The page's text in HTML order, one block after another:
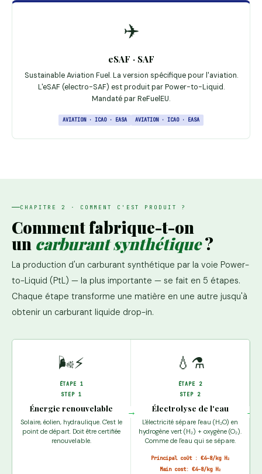
✈️
eSAF · SAF
Sustainable Aviation Fuel. La version spécifique pour l'aviation.
L'eSAF (electro-SAF) est produit par Power-to-Liquid.
Mandaté par ReFuelEU.
AVIATION · ICAO · EASA AVIATION · ICAO · EASA
CHAPITRE 2 · COMMENT C'EST PRODUIT ?
Comment fabrique-t-on
un carburant synthétique?
La production d'un carburant synthétique par la voie Power-
to-Liquid (PtL) — la plus importante — se fait en 5 étapes.
Chaque étape transforme une matière en une autre jusqu'à
obtenir un carburant liquide drop-in.
→
🌬️⚡
ÉTAPE 1
STEP 1
Énergie renouvelable
Solaire, éolien, hydraulique. C'est le
point de départ. Doit être certifiée
renouvelable.
→
💧⚗️
ÉTAPE 2
STEP 2
Électrolyse de l'eau
L'électricité sépare l'eau (H₂O) en
hydrogène vert (H₂) + oxygène (O₂).
Comme de l'eau qui se sépare.
Principal coût : €4–8/kg H₂
Main cost: €4–8/kg H₂